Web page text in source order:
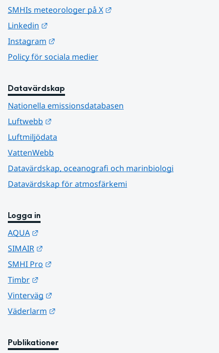
SMHIs meteorologer på X
Linkedin
Instagram
Policy för sociala medier
Datavärdskap
Nationella emissionsdatabasen
Luftwebb
Luftmiljödata
VattenWebb
Datavärdskap, oceanografi och marinbiologi
Datavärdskap för atmosfärkemi
Logga in
AQUA
SIMAIR
SMHI Pro
Timbr
Vinterväg
Väderlarm
Publikationer